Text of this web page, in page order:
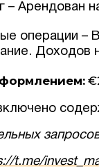
– Арендован
операции –
Доходов
t.me/